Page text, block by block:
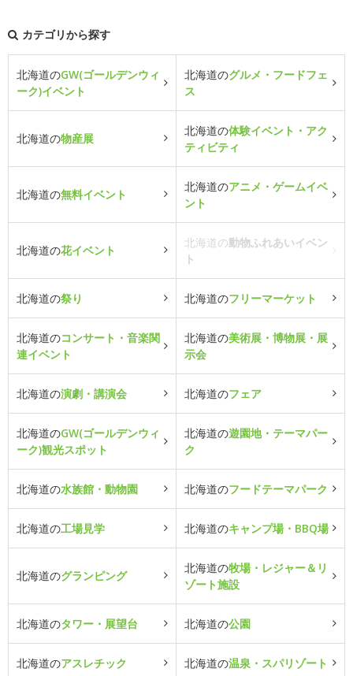
カテゴリから探す
北海道のGW(ゴールデンウィ
ーク)イベント
北海道のグルメ・フードフェ
ス
北海道の物産展
北海道の体験イベント・アク
ティビティ
北海道の無料イベント
北海道のアニメ・ゲームイベ
ント
北海道の花イベント
北海道の動物ふれあいイベン
ト
北海道の祭り 北海道のフリーマーケット
北海道のコンサート・音楽関
連イベント
北海道の美術展・博物展・展
示会
北海道の演劇・講演会 北海道のフェア
北海道のGW(ゴールデンウィ
ーク)観光スポット
北海道の遊園地・テーマパー
ク
北海道の水族館・動物園 北海道のフードテーマパーク
北海道の工場見学 北海道のキャンプ場・BBQ場
北海道のグランピング
北海道の牧場・レジャー＆リ
ゾート施設
北海道のタワー・展望台 北海道の公園
北海道のアスレチック 北海道の温泉・スパリゾート